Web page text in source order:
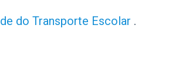
do Transporte Escolar .